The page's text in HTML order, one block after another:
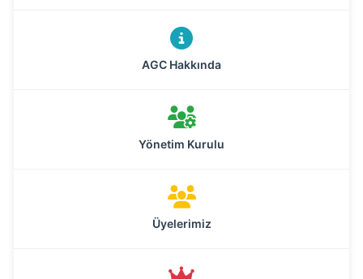
AGC Hakkında
Yönetim Kurulu
Üyelerimiz